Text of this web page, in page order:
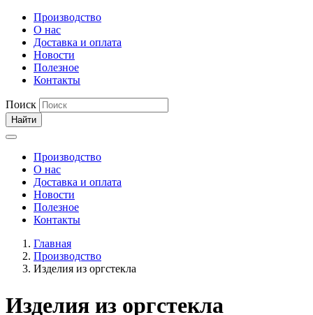
Производство
О нас
Доставка и оплата
Новости
Полезное
Контакты
Поиск
Найти
Производство
О нас
Доставка и оплата
Новости
Полезное
Контакты
Главная
Производство
Изделия из оргстекла
Изделия из оргстекла